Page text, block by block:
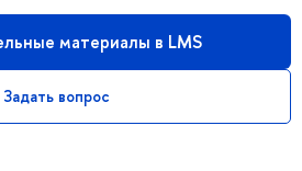
материалы в LMS
Задать вопрос